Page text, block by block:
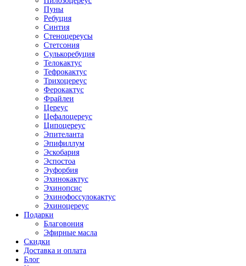
Пуны
Ребуция
Синтия
Стеноцереусы
Стетсония
Сулькоребуция
Телокактус
Тефрокактус
Трихоцереус
Ферокактус
Фрайлеи
Цереус
Цефалоцереус
Ципоцереус
Эпителанта
Эпифиллум
Эскобария
Эспостоа
Эуфорбия
Эхинокактус
Эхинопсис
Эхинофоссулокактус
Эхиноцереус
Подарки
Благовония
Эфирные масла
Скидки
Доставка и оплата
Блог